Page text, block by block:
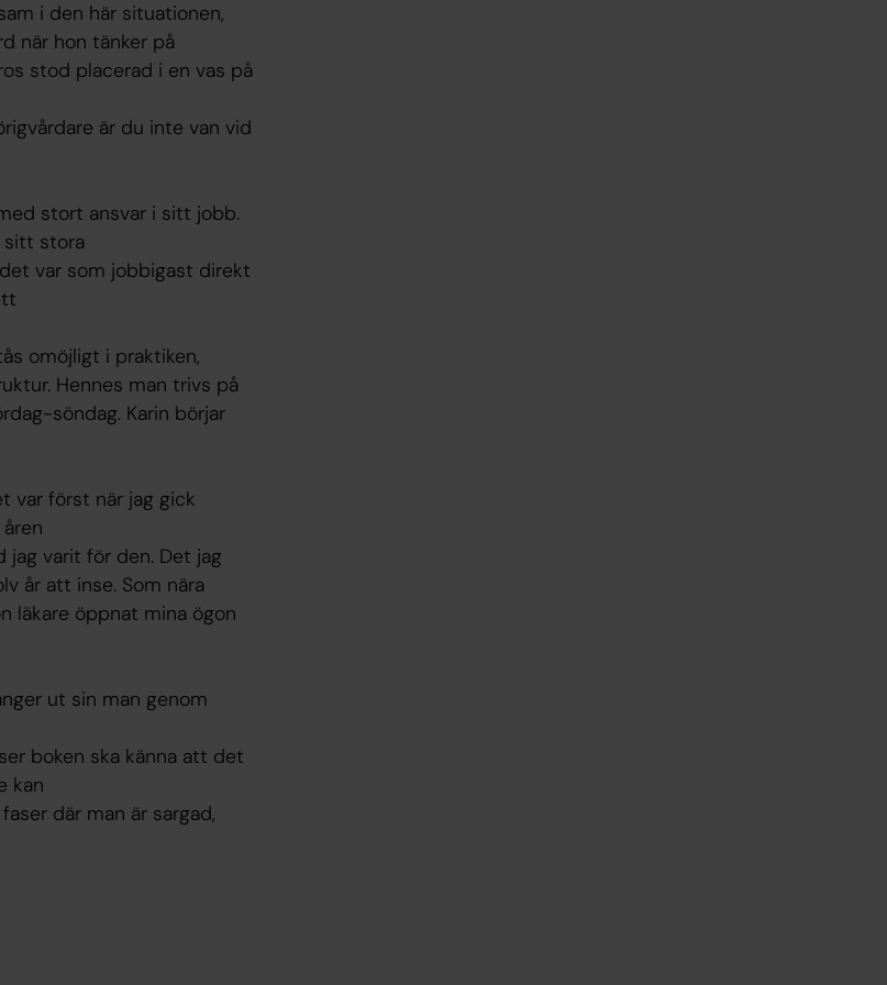
i den här situationen,
när hon tänker på
stod placerad i en vas på
är du inte van vid
stort ansvar i sitt jobb.
sitt stora
var som jobbigast direkt
omöjligt i praktiken,
Hennes man trivs på
söndag. Karin börjar
var först när jag gick
varit för den. Det jag
år att inse. Som nära
läkare öppnat mina ögon
ut sin man genom
boken ska känna att det
kan
där man är sargad,